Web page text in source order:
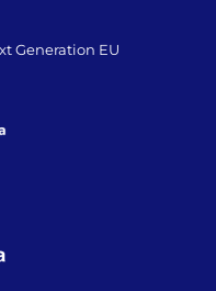
Generation EU